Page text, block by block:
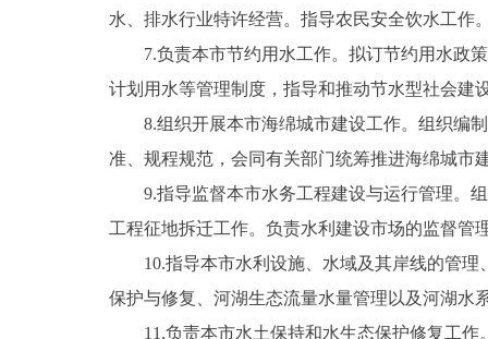
水、排水行业特许经营。指导农民安全饮水工作
7.负责本市节约用水工作。拟订节约用水政
计划用水等管理制度，指导和推动节水型社会建
8.组织开展本市海绵城市建设工作。组织编
准、规程规范，会同有关部门统筹推进海绵城市
9.指导监督本市水务工程建设与运行管理。
工程征地拆迁工作。负责水利建设市场的监督管
10.指导本市水利设施、水域及其岸线的管
保护与修复、河湖生态流量水量管理以及河湖水
11.负责本市水土保持和水生态保护修复工